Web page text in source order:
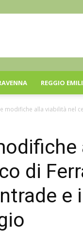
REGGIO
modifiche alla viabilità nel
di
e